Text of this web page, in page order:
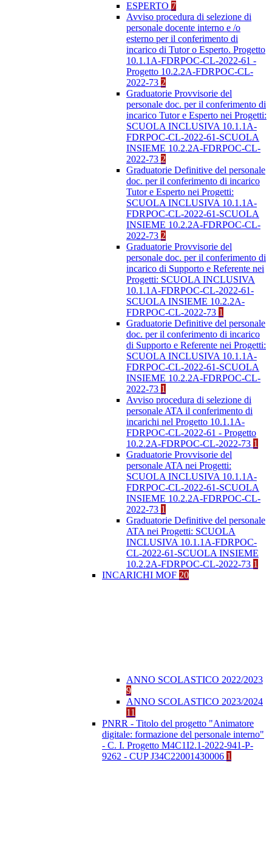
ESPERTO 7
Avviso procedura di selezione di
personale docente interno e /o
esterno per il conferimento di
incarico di Tutor o Esperto. Progetto
10.1.1A-FDRPOC-CL-2022-61 -
Progetto 10.2.2A-FDRPOC-CL-
2022-73 2
Graduatorie Provvisorie del
personale doc. per il conferimento di
incarico Tutor e Esperto nei Progetti:
SCUOLA INCLUSIVA 10.1.1A-
FDRPOC-CL-2022-61-SCUOLA
INSIEME 10.2.2A-FDRPOC-CL-
2022-73 2
Graduatorie Definitive del personale
doc. per il conferimento di incarico
Tutor e Esperto nei Progetti:
SCUOLA INCLUSIVA 10.1.1A-
FDRPOC-CL-2022-61-SCUOLA
INSIEME 10.2.2A-FDRPOC-CL-
2022-73 2
Graduatorie Provvisorie del
personale doc. per il conferimento di
incarico di Supporto e Referente nei
Progetti: SCUOLA INCLUSIVA
10.1.1A-FDRPOC-CL-2022-61-
SCUOLA INSIEME 10.2.2A-
FDRPOC-CL-2022-73 1
Graduatorie Definitive del personale
doc. per il conferimento di incarico
di Supporto e Referente nei Progetti:
SCUOLA INCLUSIVA 10.1.1A-
FDRPOC-CL-2022-61-SCUOLA
INSIEME 10.2.2A-FDRPOC-CL-
2022-73 1
Avviso procedura di selezione di
personale ATA il conferimento di
incarichi nel Progetto 10.1.1A-
FDRPOC-CL-2022-61 - Progetto
10.2.2A-FDRPOC-CL-2022-73 1
Graduatorie Provvisorie del
personale ATA nei Progetti:
SCUOLA INCLUSIVA 10.1.1A-
FDRPOC-CL-2022-61-SCUOLA
INSIEME 10.2.2A-FDRPOC-CL-
2022-73 1
Graduatorie Definitive del personale
ATA nei Progetti: SCUOLA
INCLUSIVA 10.1.1A-FDRPOC-
CL-2022-61-SCUOLA INSIEME
10.2.2A-FDRPOC-CL-2022-73 1
INCARICHI MOF 20
ANNO SCOLASTICO 2022/2023
9
ANNO SCOLASTICO 2023/2024
11
PNRR - Titolo del progetto "Animatore
digitale: formazione del personale interno"
- C. I. Progetto M4C1I2.1-2022-941-P-
9262 - CUP J34C22001430006 1